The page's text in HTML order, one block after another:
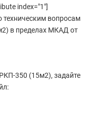
index="1"]
техническим вопросам
в пределах МКАД от
350 (15м2), задайте